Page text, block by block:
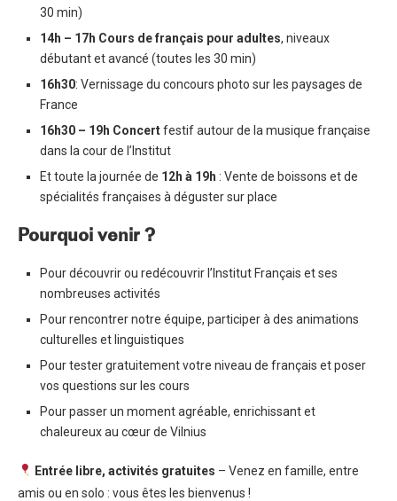
30 min)
14h – 17h Cours de français pour adultes, niveaux
débutant et avancé (toutes les 30 min)
16h30: Vernissage du concours photo sur les paysages de
France
16h30 – 19h Concertfestif autour de la musique française
dans la cour de l’Institut
Et toute la journée de 12h à 19h : Vente de boissons et de
spécialités françaises à déguster sur place
Pourquoi venir ?
Pour découvrir ou redécouvrir l’Institut Français et ses
nombreuses activités
Pour rencontrer notre équipe, participer à des animations
culturelles et linguistiques
Pour tester gratuitement votre niveau de français et poser
vos questions sur les cours
Pour passer un moment agréable, enrichissant et
chaleureux au cœur de Vilnius
Entrée libre, activités gratuites – Venez en famille, entre
amis ou en solo : vous êtes les bienvenus !